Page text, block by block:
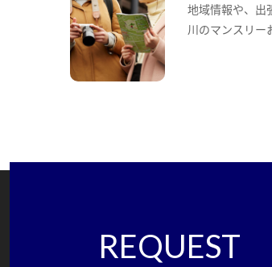
地域情報や、出
川のマンスリー
REQUEST